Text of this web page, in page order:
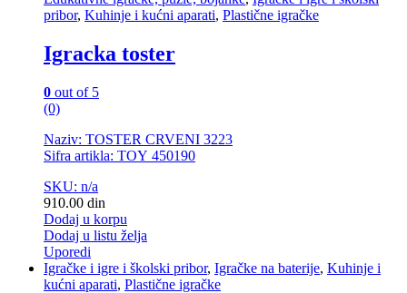
pribor, Kuhinje i kućni aparati, Plastične igračke
Igracka toster
0 out of 5
(0)
Naziv: TOSTER CRVENI 3223
Sifra artikla: TOY 450190
SKU: n/a
910.00 din
Dodaj u korpu
Dodaj u listu želja
Uporedi
Igračke i igre i školski pribor, Igračke na baterije, Kuhinje i
kućni aparati, Plastične igračke